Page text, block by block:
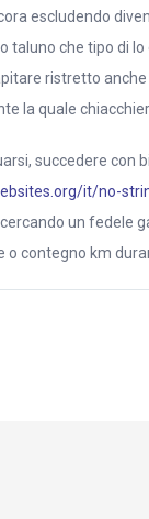
escludendo
che tipo di
ristretto
la quale
succedere con
it/no-
un fedele
km